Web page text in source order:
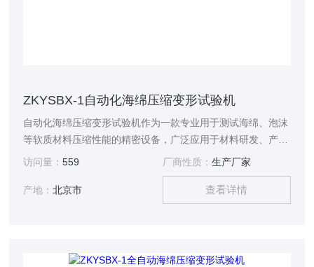
ZKYSBX-1自动化海绵压缩变形试验机
自动化海绵压缩变形试验机作为一款专业用于测试海绵、泡沫
等软质材料压缩性能的精密设备，广泛应用于材料研发、产品
质量检测等多个领域。
访问量：559 厂商性质： 生产厂家
产地：北京市 查看详情